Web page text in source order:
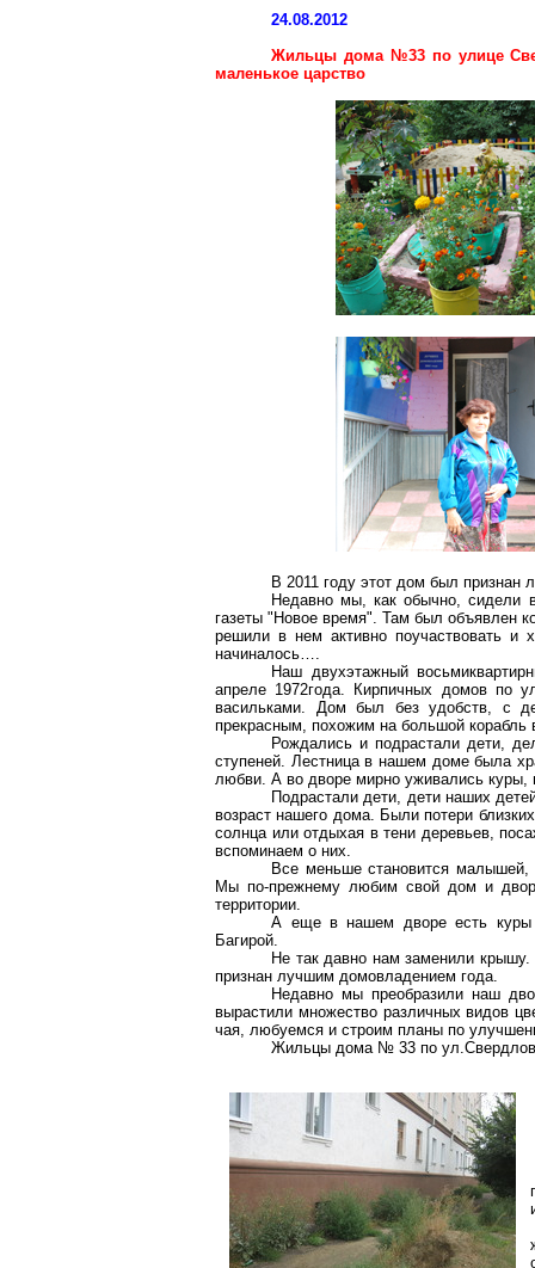
24.08.2012
Жильцы дома №33 по улице
маленькое царство
В 2011 году этот дом был
Недавно мы, как обычно, сидели
газеты "Новое время". Там был объявлен
решили в нем активно поучаствовать и
начиналось….
Наш двухэтажный
апреле 1972года. Кирпичных домов по
васильками. Дом был без удобств, с
прекрасным, похожим на большой корабль
Рождались и подрастали дети,
ступеней. Лестница в нашем доме была
любви. А во дворе мирно уживались куры,
Подрастали дети, дети наших
возраст нашего дома. Были потери близких
солнца или отдыхая в тени деревьев,
вспоминаем о них.
Все меньше становится малышей,
Мы по-прежнему любим свой дом и
территории.
А еще в нашем дворе есть куры
Багирой.
Не так давно нам заменили
признан лучшим домовладением года.
Недавно мы преобразили наш
вырастили множество различных видов
чая, любуемся и строим планы по
Жильцы дома № 33 по ул.С